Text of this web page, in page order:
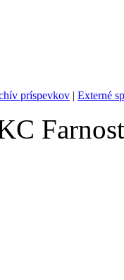
príspevkov | Externé